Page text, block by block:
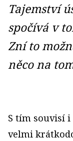
Tajemství
spočívá v
Zní to
něco na
S tím souvisí
velmi